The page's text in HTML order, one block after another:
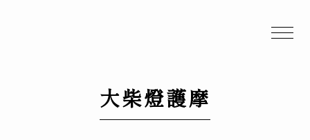
大柴燈護摩